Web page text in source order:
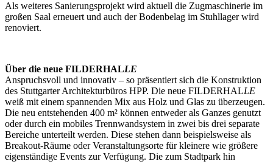
Als weiteres Sanierungsprojekt wird aktuell die Zugmaschinerie im
großen Saal erneuert und auch der Bodenbelag im Stuhllager wird
renoviert.
Über die neue FILDERHALLE
Anspruchsvoll und innovativ – so präsentiert sich die Konstruktion
des Stuttgarter Architekturbüros HPP. Die neue FILDERHALLE
weiß mit einem spannenden Mix aus Holz und Glas zu überzeugen.
Die neu entstehenden 400 m² können entweder als Ganzes genutzt
oder durch ein mobiles Trennwandsystem in zwei bis drei separate
Bereiche unterteilt werden. Diese stehen dann beispielsweise als
Breakout-Räume oder Veranstaltungsorte für kleinere wie größere
eigenständige Events zur Verfügung. Die zum Stadtpark hin